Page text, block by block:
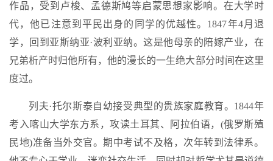
作品，受到卢梭、孟德斯鸠等启蒙思想家影响。在大学时
代，他已注意到平民出身的同学的优越性。1847年4月退
学，回到亚斯纳亚·波利亚纳。这是他母亲的陪嫁产业，在
兄弟析产时归他所有，他的漫长的一生绝大部分时间在这里
度过。
列夫·托尔斯泰自幼接受典型的贵族家庭教育。1844年
考入喀山大学东方系，攻读土耳其、阿拉伯语，(俄罗斯殖
民地)准备当外交官。期中考试不及格，次年转到法律系。